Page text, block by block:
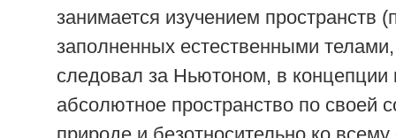
занимается изучением пространств
заполненных естественными
следовал за Ньютоном, в концепции
абсолютное пространство по своей